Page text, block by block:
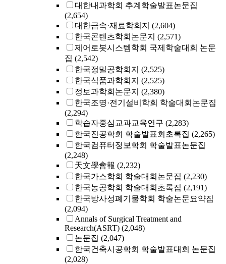
대한내과학회 추계학술발표논문집
(2,654)
대한금속·재료학회지 (2,604)
한국콘텐츠학회논문지 (2,571)
제어로봇시스템학회 국제학술대회 논문
집 (2,542)
한국정밀공학회지 (2,525)
한국식품과학회지 (2,525)
정보과학회논문지 (2,380)
한국조명·전기설비학회 학술대회논문집
(2,294)
학습자중심교과교육연구 (2,283)
한국진공학회 학술발표회초록집 (2,265)
한국컴퓨터정보학회 학술발표논문집
(2,248)
天文學會報 (2,232)
한국가스학회 학술대회논문집 (2,230)
한국농공학회 학술대회초록집 (2,191)
한국방사성폐기물학회 학술논문요약집
(2,094)
Annals of Surgical Treatment and
Research(ASRT) (2,048)
논문집 (2,047)
한국건축시공학회 학술발표대회 논문집
(2,028)